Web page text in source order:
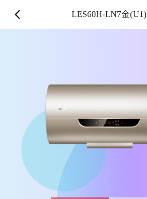
LES60H-LN7金(U1)